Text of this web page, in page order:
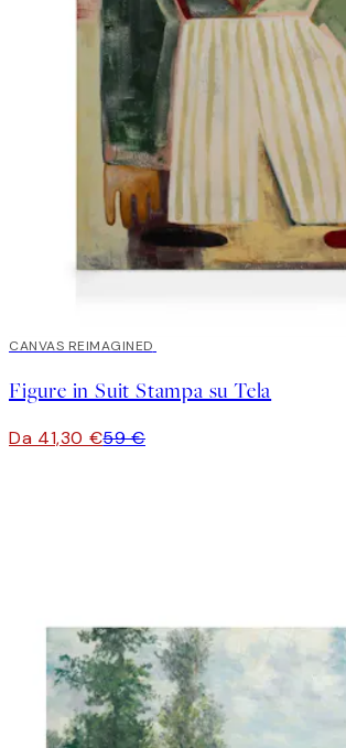
30%*
CANVAS REIMAGINED
Figure in Suit Stampa su Tela
Da 41,30 €59 €